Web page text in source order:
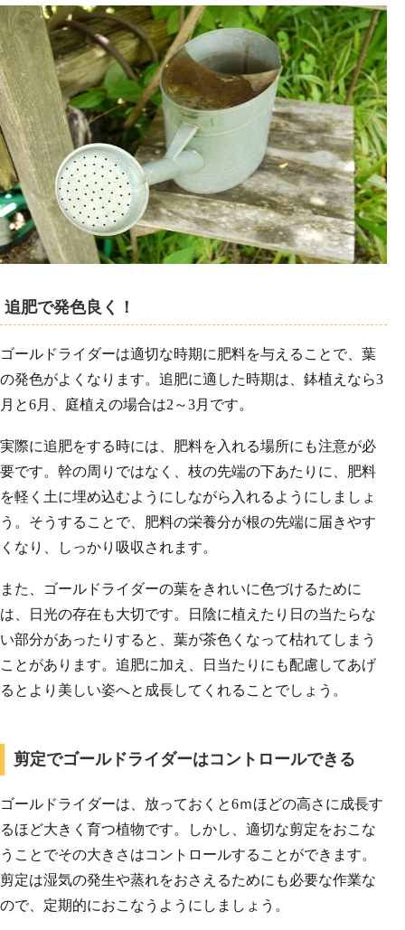
追肥で発色良く！
ゴールドライダーは適切な時期に肥料を与えることで、葉
の発色がよくなります。追肥に適した時期は、鉢植えなら3
月と6月、庭植えの場合は2～3月です。
実際に追肥をする時には、肥料を入れる場所にも注意が必
要です。幹の周りではなく、枝の先端の下あたりに、肥料
を軽く土に埋め込むようにしながら入れるようにしましょ
う。そうすることで、肥料の栄養分が根の先端に届きやす
くなり、しっかり吸収されます。
また、ゴールドライダーの葉をきれいに色づけるために
は、日光の存在も大切です。日陰に植えたり日の当たらな
い部分があったりすると、葉が茶色くなって枯れてしまう
ことがあります。追肥に加え、日当たりにも配慮してあげ
るとより美しい姿へと成長してくれることでしょう。
剪定でゴールドライダーはコントロールできる
ゴールドライダーは、放っておくと6ｍほどの高さに成長す
るほど大きく育つ植物です。しかし、適切な剪定をおこな
うことでその大きさはコントロールすることができます。
剪定は湿気の発生や蒸れをおさえるためにも必要な作業な
ので、定期的におこなうようにしましょう。